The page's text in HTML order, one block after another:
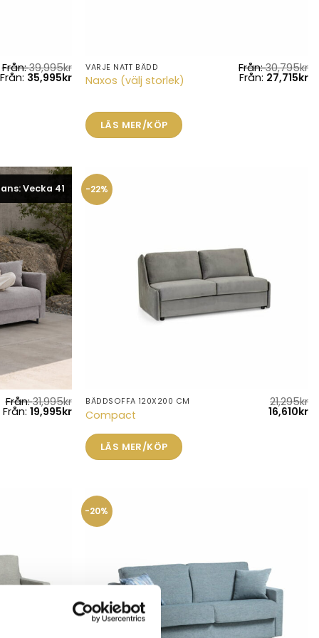
Från:39,995kr
Från: 35,995kr
VARJE NATT BÄDD
Naxos (välj storlek)
Från:30,795kr
Från: 27,715kr
LÄS MER/KÖP
Den
här
har
flera
olika
alternativen
produktsidan
Vecka 41
Från:31,995kr
Från: 19,995kr
-22%
BÄDDSOFFA 120X200 CM
Compact
21,295kr
Det
16,610kr
LÄS MER/KÖP
-20%